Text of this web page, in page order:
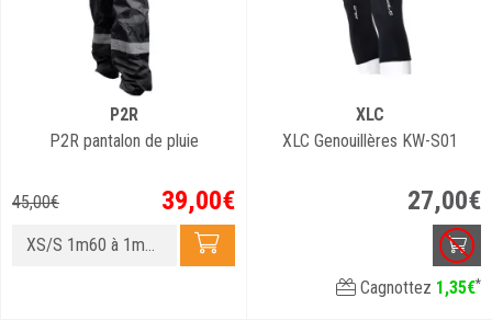
P2R
P2R pantalon de pluie
45,00€ 39,00€
XS/S 1m60 à 1m68
XLC
XLC Genouillères KW-S01
27,00€
Cagnottez 1,35€*